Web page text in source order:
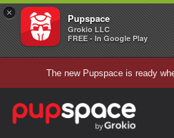
× Pupspace
Grokio LLC
FREE - In Google Play
The new Pupspace is ready